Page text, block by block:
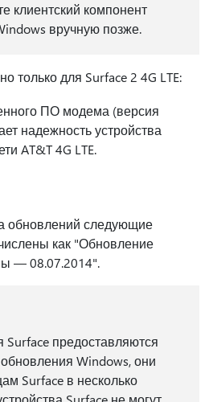
клиентский компонент
вручную позже.
только для Surface 2 4G LTE:
ПО модема (версия
надежность устройства
AT&T 4G LTE.
обновлений следующие
как "Обновление
— 08.07.2014".
Surface предоставляются
Windows, они
Surface в несколько